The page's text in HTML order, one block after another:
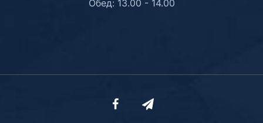
Обед: 13.00 - 14.00